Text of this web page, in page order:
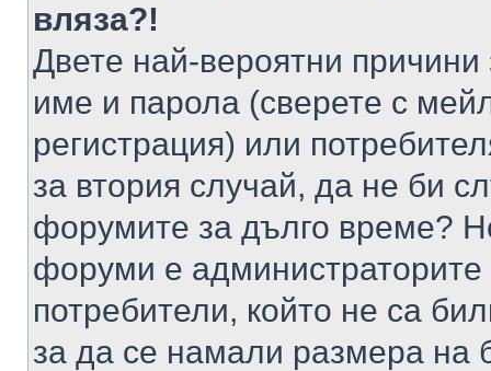
вляза?!
Двете най-вероятни
име и парола (сверете с
регистрация) или
за втория случай, да не би
форумите за дълго време?
форуми е администраторите
потребители, който не са
за да се намали размера на